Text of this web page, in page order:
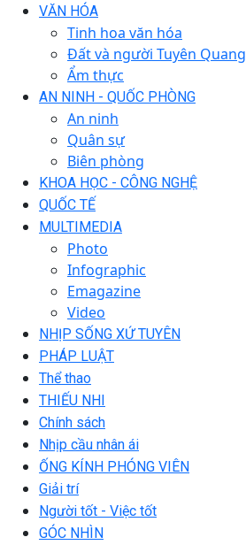
VĂN HÓA
Tinh hoa văn hóa
Đất và người Tuyên Quang
Ẩm thực
AN NINH - QUỐC PHÒNG
An ninh
Quân sự
Biên phòng
KHOA HỌC - CÔNG NGHỆ
QUỐC TẾ
MULTIMEDIA
Photo
Infographic
Emagazine
Video
NHỊP SỐNG XỨ TUYÊN
PHÁP LUẬT
Thể thao
THIẾU NHI
Chính sách
Nhịp cầu nhân ái
ỐNG KÍNH PHÓNG VIÊN
Giải trí
Người tốt - Việc tốt
GÓC NHÌN